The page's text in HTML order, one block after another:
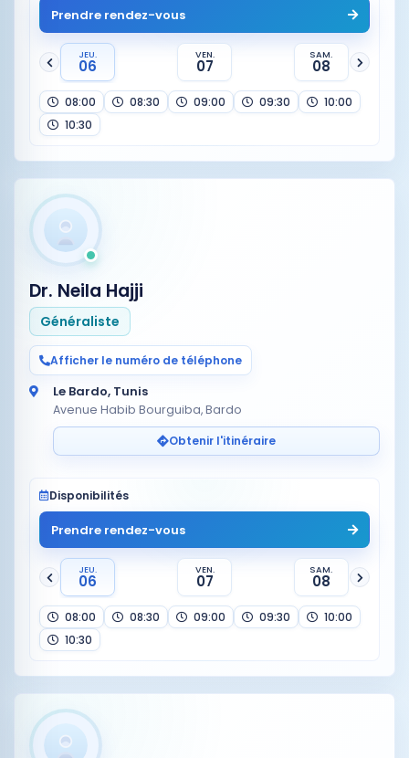
Prendre rendez-vous
JEU.
06
VEN.
07
SAM.
08
08:00 08:30 09:00 09:30
10:00
10:30
Dr. Neila Hajji
Généraliste
Afficher le numéro de téléphone
Le Bardo, Tunis
Avenue Habib Bourguiba, Bardo
Obtenir l'itinéraire
Disponibilités
Prendre rendez-vous
JEU.
06
VEN.
07
SAM.
08
08:00 08:30 09:00 09:30
10:00
10:30